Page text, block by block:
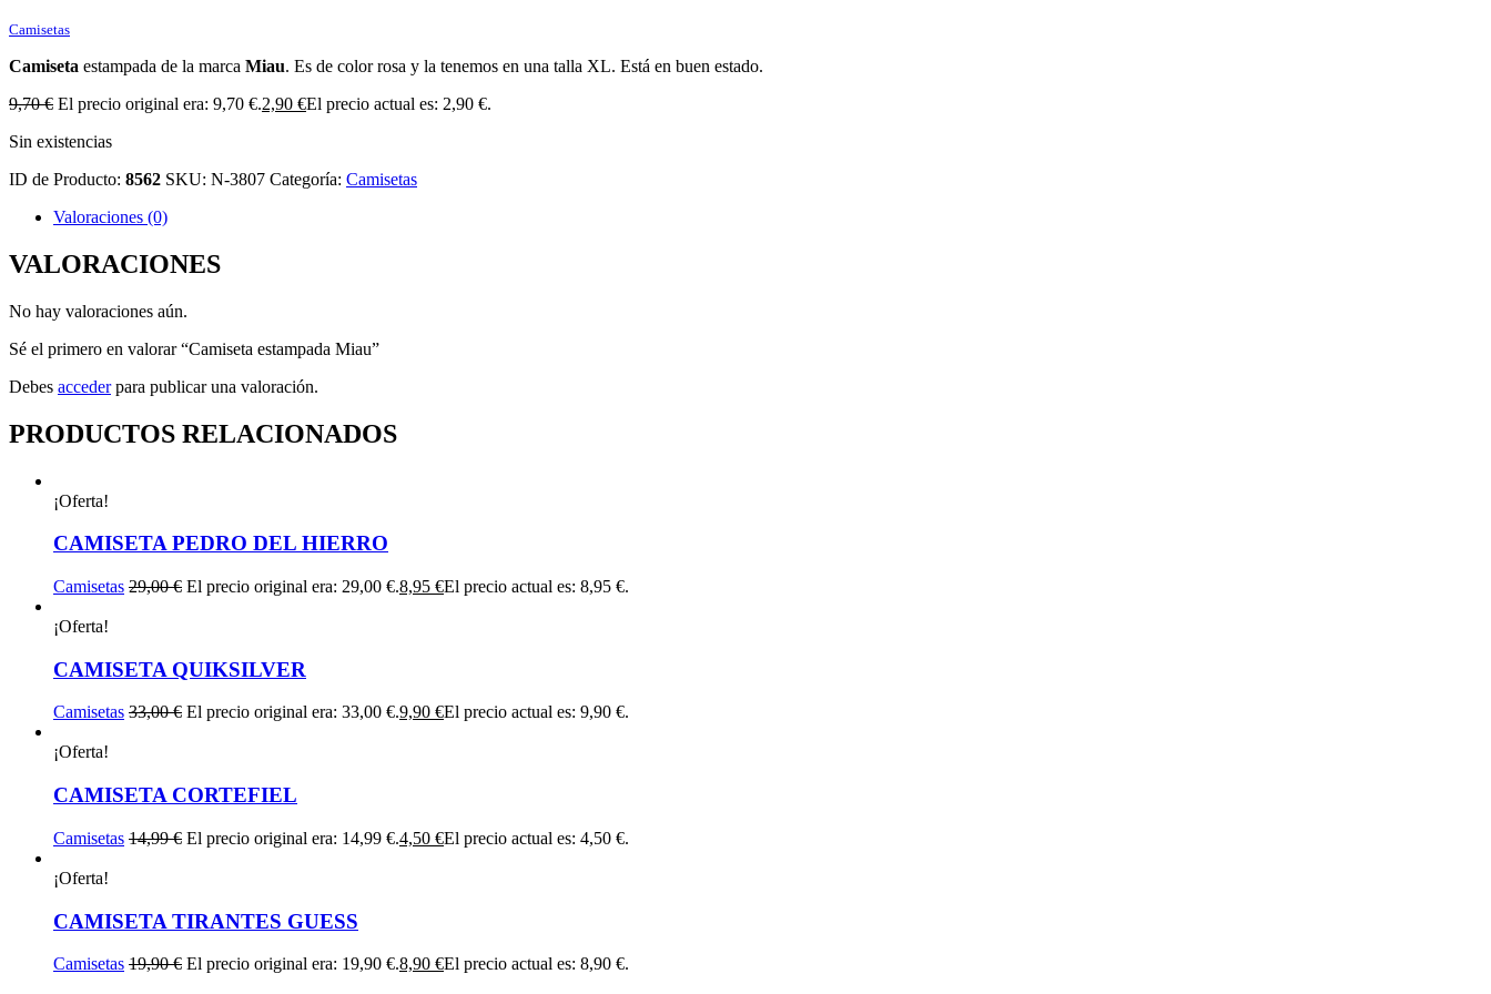
Camisetas
Camiseta estampada de la marca Miau. Es de color rosa y la tenemos en una talla XL. Está en buen estado.
9,70€ El precio original era: 9,70 €.2,90 €El precio actual es: 2,90 €.
Sin existencias
ID de Producto: 8562 SKU: N-3807 Categoría: Camisetas
Valoraciones (0)
VALORACIONES
No hay valoraciones aún.
Sé el primero en valorar “Camiseta estampada Miau”
Debes accederpara publicar una valoración.
PRODUCTOS RELACIONADOS
¡Oferta!
CAMISETA PEDRO DEL HIERRO
Camisetas 29,00€ El precio original era: 29,00 €.8,95 €El precio actual es: 8,95 €.
¡Oferta!
CAMISETA QUIKSILVER
Camisetas 33,00€ El precio original era: 33,00 €.9,90 €El precio actual es: 9,90 €.
¡Oferta!
CAMISETA CORTEFIEL
Camisetas 14,99€ El precio original era: 14,99 €.4,50 €El precio actual es: 4,50 €.
¡Oferta!
CAMISETA TIRANTES GUESS
Camisetas 19,90€ El precio original era: 19,90 €.8,90 €El precio actual es: 8,90 €.